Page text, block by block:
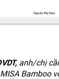
anh/chị
Bamboo